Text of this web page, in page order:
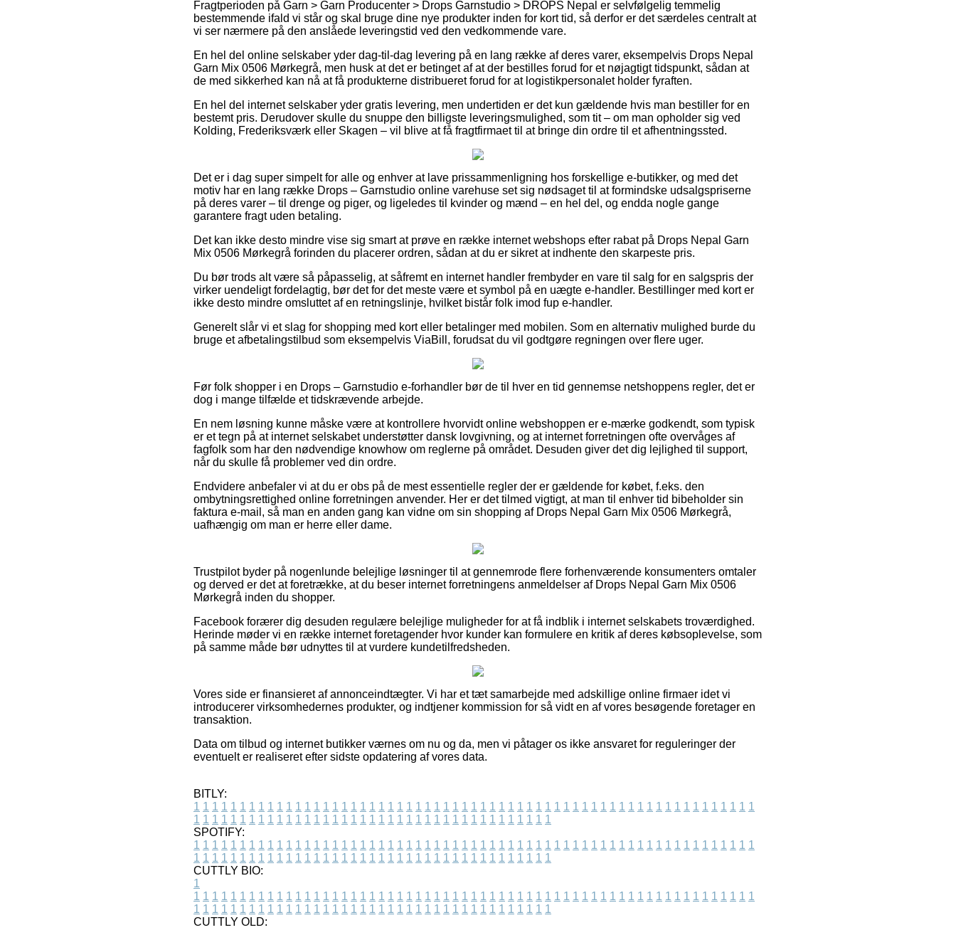
Fragtperioden på Garn > Garn Producenter > Drops Garnstudio > DROPS Nepal er selvfølgelig temmelig
bestemmende ifald vi står og skal bruge dine nye produkter inden for kort tid, så derfor er det særdeles centralt at
vi ser nærmere på den anslåede leveringstid ved den vedkommende vare.
En hel del online selskaber yder dag-til-dag levering på en lang række af deres varer, eksempelvis Drops Nepal
Garn Mix 0506 Mørkegrå, men husk at det er betinget af at der bestilles forud for et nøjagtigt tidspunkt, sådan at
de med sikkerhed kan nå at få produkterne distribueret forud for at logistikpersonalet holder fyraften.
En hel del internet selskaber yder gratis levering, men undertiden er det kun gældende hvis man bestiller for en
bestemt pris. Derudover skulle du snuppe den billigste leveringsmulighed, som tit – om man opholder sig ved
Kolding, Frederiksværk eller Skagen – vil blive at få fragtfirmaet til at bringe din ordre til et afhentningssted.
Det er i dag super simpelt for alle og enhver at lave prissammenligning hos forskellige e-butikker, og med det
motiv har en lang række Drops – Garnstudio online varehuse set sig nødsaget til at formindske udsalgspriserne
på deres varer – til drenge og piger, og ligeledes til kvinder og mænd – en hel del, og endda nogle gange
garantere fragt uden betaling.
Det kan ikke desto mindre vise sig smart at prøve en række internet webshops efter rabat på Drops Nepal Garn
Mix 0506 Mørkegrå forinden du placerer ordren, sådan at du er sikret at indhente den skarpeste pris.
Du bør trods alt være så påpasselig, at såfremt en internet handler frembyder en vare til salg for en salgspris der
virker uendeligt fordelagtig, bør det for det meste være et symbol på en uægte e-handler. Bestillinger med kort er
ikke desto mindre omsluttet af en retningslinje, hvilket bistår folk imod fup e-handler.
Generelt slår vi et slag for shopping med kort eller betalinger med mobilen. Som en alternativ mulighed burde du
bruge et afbetalingstilbud som eksempelvis ViaBill, forudsat du vil godtgøre regningen over flere uger.
Før folk shopper i en Drops – Garnstudio e-forhandler bør de til hver en tid gennemse netshoppens regler, det er
dog i mange tilfælde et tidskrævende arbejde.
En nem løsning kunne måske være at kontrollere hvorvidt online webshoppen er e-mærke godkendt, som typisk
er et tegn på at internet selskabet understøtter dansk lovgivning, og at internet forretningen ofte overvåges af
fagfolk som har den nødvendige knowhow om reglerne på området. Desuden giver det dig lejlighed til support,
når du skulle få problemer ved din ordre.
Endvidere anbefaler vi at du er obs på de mest essentielle regler der er gældende for købet, f.eks. den
ombytningsrettighed online forretningen anvender. Her er det tilmed vigtigt, at man til enhver tid bibeholder sin
faktura e-mail, så man en anden gang kan vidne om sin shopping af Drops Nepal Garn Mix 0506 Mørkegrå,
uafhængig om man er herre eller dame.
Trustpilot byder på nogenlunde belejlige løsninger til at gennemrode flere forhenværende konsumenters omtaler
og derved er det at foretrække, at du beser internet forretningens anmeldelser af Drops Nepal Garn Mix 0506
Mørkegrå inden du shopper.
Facebook forærer dig desuden regulære belejlige muligheder for at få indblik i internet selskabets troværdighed.
Herinde møder vi en række internet foretagender hvor kunder kan formulere en kritik af deres købsoplevelse, som
på samme måde bør udnyttes til at vurdere kundetilfredsheden.
Vores side er finansieret af annonceindtægter. Vi har et tæt samarbejde med adskillige online firmaer idet vi
introducerer virksomhedernes produkter, og indtjener kommission for så vidt en af vores besøgende foretager en
transaktion.
Data om tilbud og internet butikker værnes om nu og da, men vi påtager os ikke ansvaret for reguleringer der
eventuelt er realiseret efter sidste opdatering af vores data.
BITLY:
1 1 1 1 1 1 1 1 1 1 1 1 1 1 1 1 1 1 1 1 1 1 1 1 1 1 1 1 1 1 1 1 1 1 1 1 1 1 1 1 1 1 1 1 1 1 1 1 1 1 1 1 1 1 1 1 1 1 1 1 1
1 1 1 1 1 1 1 1 1 1 1 1 1 1 1 1 1 1 1 1 1 1 1 1 1 1 1 1 1 1 1 1 1 1 1 1 1 1 1
SPOTIFY:
1 1 1 1 1 1 1 1 1 1 1 1 1 1 1 1 1 1 1 1 1 1 1 1 1 1 1 1 1 1 1 1 1 1 1 1 1 1 1 1 1 1 1 1 1 1 1 1 1 1 1 1 1 1 1 1 1 1 1 1 1
1 1 1 1 1 1 1 1 1 1 1 1 1 1 1 1 1 1 1 1 1 1 1 1 1 1 1 1 1 1 1 1 1 1 1 1 1 1 1
CUTTLY BIO:
1
1 1 1 1 1 1 1 1 1 1 1 1 1 1 1 1 1 1 1 1 1 1 1 1 1 1 1 1 1 1 1 1 1 1 1 1 1 1 1 1 1 1 1 1 1 1 1 1 1 1 1 1 1 1 1 1 1 1 1 1 1
1 1 1 1 1 1 1 1 1 1 1 1 1 1 1 1 1 1 1 1 1 1 1 1 1 1 1 1 1 1 1 1 1 1 1 1 1 1 1
CUTTLY OLD: